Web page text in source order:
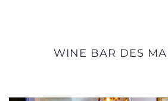
WINE BAR DES